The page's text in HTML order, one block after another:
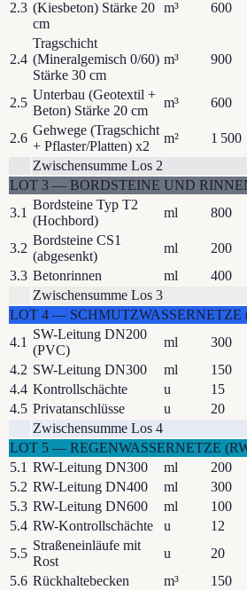
2.3 (Kiesbeton) Stärke 20
cm
m³ 600
2.4
Tragschicht
(Mineralgemisch 0/60)
Stärke 30 cm
m³ 900
2.5
Unterbau (Geotextil +
Beton) Stärke 20 cm
m³ 600
2.6
Gehwege (Tragschicht
+ Pflaster/Platten) x2
m² 1 500
Zwischensumme Los 2
LOT 3 — BORDSTEINE UND
3.1
Bordsteine Typ T2
(Hochbord)
ml 800
3.2
Bordsteine CS1
(abgesenkt)
ml 200
3.3 Betonrinnen ml 400
Zwischensumme Los 3
LOT 4 — SCHMUTZWASSERNETZE
4.1
SW-Leitung DN200
(PVC)
ml 300
4.2 SW-Leitung DN300 ml 150
4.4 Kontrollschächte u 15
4.5 Privatanschlüsse u 20
Zwischensumme Los 4
LOT 5 — REGENWASSERNETZE
5.1 RW-Leitung DN300 ml 200
5.2 RW-Leitung DN400 ml 300
5.3 RW-Leitung DN600 ml 100
5.4 RW-Kontrollschächte u 12
5.5
Straßeneinläufe mit
Rost
u 20
5.6 Rückhaltebecken m³ 150